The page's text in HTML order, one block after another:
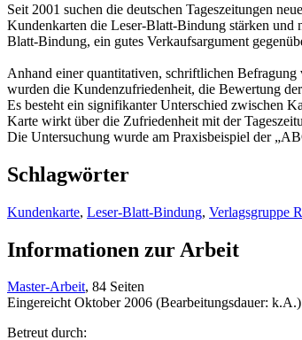
Seit 2001 suchen die deutschen Tageszeitungen
Kundenkarten die Leser-Blatt-Bindung stärken und
Blatt-Bindung, ein gutes Verkaufsargument
Anhand einer quantitativen, schriftlichen
wurden die Kundenzufriedenheit, die Bewertung
Es besteht ein signifikanter Unterschied zwischen
Karte wirkt über die Zufriedenheit mit der
Die Untersuchung wurde am Praxisbeispiel der
Schlagwörter
Kundenkarte, Leser-Blatt-Bindung, Verlagsgruppe
Informationen zur Arbeit
Master-Arbeit, 84 Seiten
Eingereicht Oktober 2006 (Bearbeitungsdauer: k.A.)
Betreut durch: